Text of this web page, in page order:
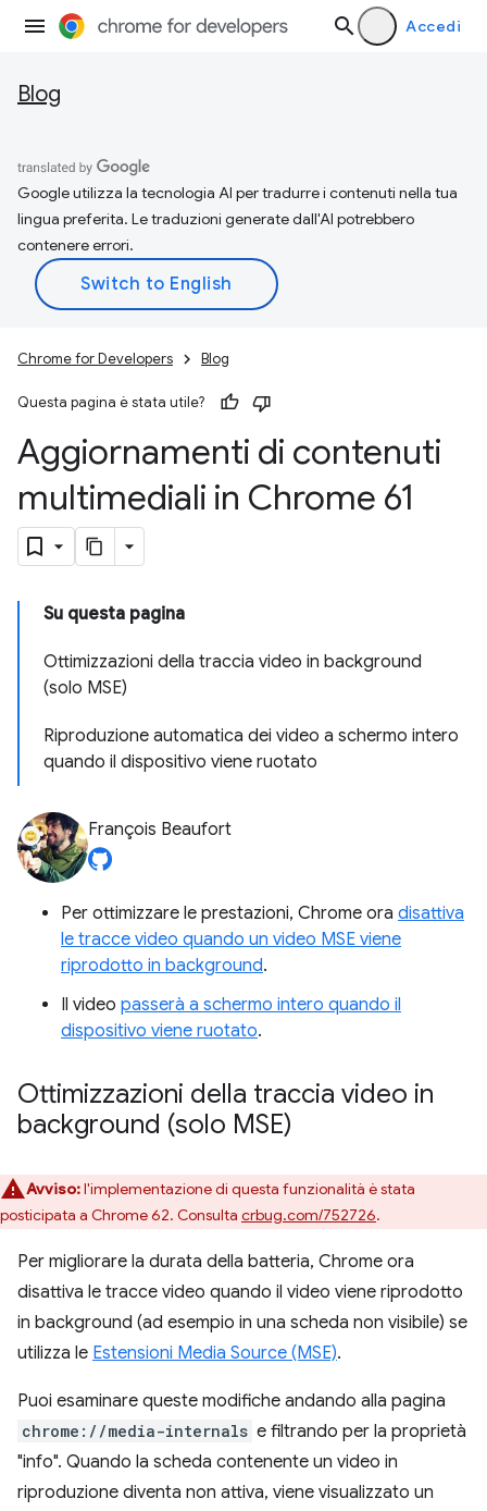
Accedi
Blog
Google utilizza la tecnologia AI per tradurre i contenuti nella tua
lingua preferita. Le traduzioni generate dall'AI potrebbero
contenere errori.
Chrome for Developers Blog
Questa pagina è stata utile?
Aggiornamenti di contenuti
multimediali in Chrome 61
Su questa pagina
Ottimizzazioni della traccia video in background
(solo MSE)
Riproduzione automatica dei video a schermo intero
quando il dispositivo viene ruotato
François Beaufort
Per ottimizzare le prestazioni, Chrome ora disattiva
le tracce video quando un video MSE viene
riprodotto in background.
Il video passerà a schermo intero quando il
dispositivo viene ruotato.
Ottimizzazioni della traccia video in
background (solo MSE)
Avviso:l'implementazione di questa funzionalità è stata
posticipata a Chrome 62. Consulta crbug.com/752726.
Per migliorare la durata della batteria, Chrome ora
disattiva le tracce video quando il video viene riprodotto
in background (ad esempio in una scheda non visibile) se
utilizza le Estensioni Media Source (MSE).
Puoi esaminare queste modifiche andando alla pagina
chrome://media-internals e filtrando per la proprietà
"info". Quando la scheda contenente un video in
riproduzione diventa non attiva, viene visualizzato un